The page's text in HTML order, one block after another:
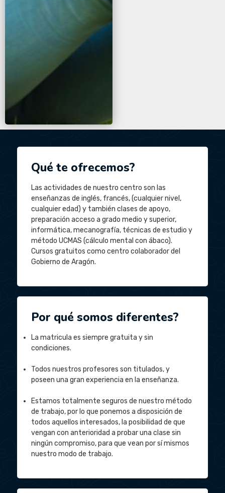
Qué te ofrecemos?
Las actividades de nuestro centro son las
enseñanzas de inglés, francés, (cualquier nivel,
cualquier edad) y también clases de apoyo,
preparación acceso a grado medio y superior,
informática, mecanografía, técnicas de estudio y
método UCMAS (cálculo mental con ábaco).
Cursos gratuitos como centro colaborador del
Gobierno de Aragón.
Por qué somos diferentes?
La matricula es siempre gratuita y sin
condiciones.
Todos nuestros profesores son titulados, y
poseen una gran experiencia en la enseñanza.
Estamos totalmente seguros de nuestro método
de trabajo, por lo que ponemos a disposición de
todos aquellos interesados, la posibilidad de que
vengan con anterioridad a probar una clase sin
ningún compromiso, para que vean por sí mismos
nuestro modo de trabajo.